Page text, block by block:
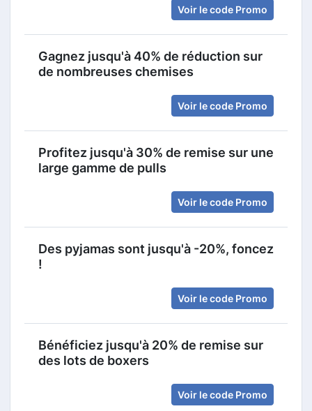
Voir le code Promo
Gagnez jusqu'à 40% de réduction sur
de nombreuses chemises
Voir le code Promo
Profitez jusqu'à 30% de remise sur une
large gamme de pulls
Voir le code Promo
Des pyjamas sont jusqu'à -20%, foncez
!
Voir le code Promo
Bénéficiez jusqu'à 20% de remise sur
des lots de boxers
Voir le code Promo